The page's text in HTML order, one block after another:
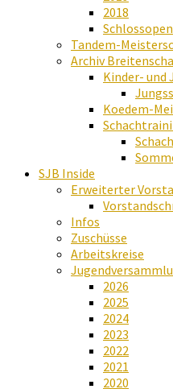
2018
Schlossopen
Tandem-
Archiv
Kinder- und
Koedem-
SJB Inside
Erweiterter
Infos
Zuschüsse
Arbeitskreise
2026
2025
2024
2023
2022
2021
2020